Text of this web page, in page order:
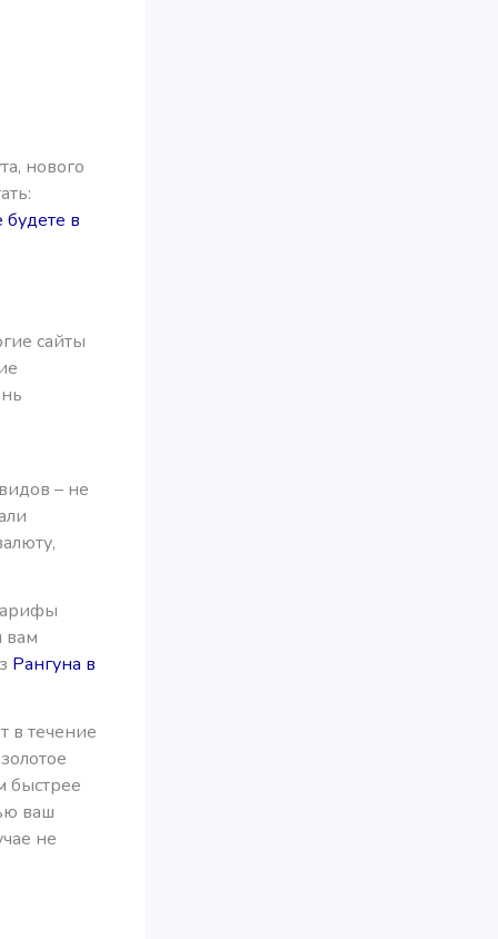
нового
будете в
сайты
– не
вам
Рангуна в
в течение
быстрее
ваш
не